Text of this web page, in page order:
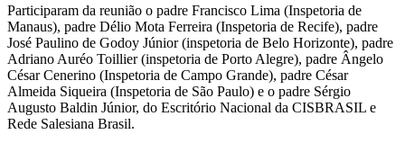
Participaram da reunião o padre Francisco Lima (Inspetoria de
Manaus), padre Délio Mota Ferreira (Inspetoria de Recife), padre
José Paulino de Godoy Júnior (inspetoria de Belo Horizonte), padre
Adriano Auréo Toillier (inspetoria de Porto Alegre), padre Ângelo
César Cenerino (Inspetoria de Campo Grande), padre César
Almeida Siqueira (Inspetoria de São Paulo) e o padre Sérgio
Augusto Baldin Júnior, do Escritório Nacional da CISBRASIL e
Rede Salesiana Brasil.